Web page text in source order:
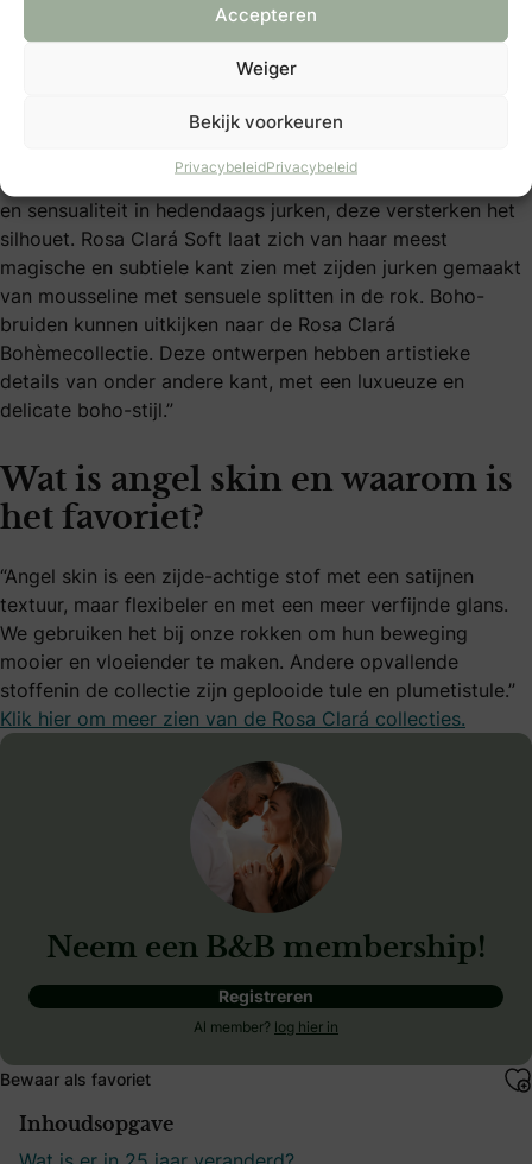
Accepteren
Weiger
Bekijk voorkeuren
PrivacybeleidPrivacybeleid
Bij Rosa Clará Haute Couturezijn de ontwerpen
geïnspireerd door moderne architectuur en strakke,
zijdesatijn, angel skin, crêpe georgette, Italiaanse cloque
collectie. De Rosa Clarácollectie combineert minimalisme
en sensualiteit in hedendaags jurken, deze versterken het
silhouet. Rosa Clará Soft laat zich van haar meest
magische en subtiele kant zien met zijden jurken gemaakt
van mousseline met sensuele splitten in de rok. Boho-
bruiden kunnen uitkijken naar de Rosa Clará
Bohèmecollectie. Deze ontwerpen hebben artistieke
details van onder andere kant, met een luxueuze en
delicate boho-stijl.”
Wat is angel skin en waarom is
het favoriet?
“Angel skin is een zijde-achtige stof met een satijnen
textuur, maar flexibeler en met een meer verfijnde glans.
We gebruiken het bij onze rokken om hun beweging
mooier en vloeiender te maken. Andere opvallende
stoffenin de collectie zijn geplooide tule en plumetistule.”
Klik hier om meer zien van de Rosa Clará collecties.
Neem een B&B membership!
Registreren
Al member? log hier in
Bewaar als favoriet
Inhoudsopgave